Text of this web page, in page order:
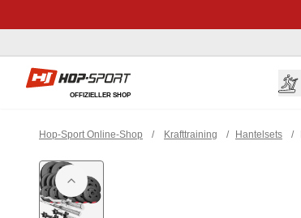
Hop-sport.at
OFFIZIELLER SHOP
Hop-Sport Online-Shop / Krafttraining / Hantelsets /